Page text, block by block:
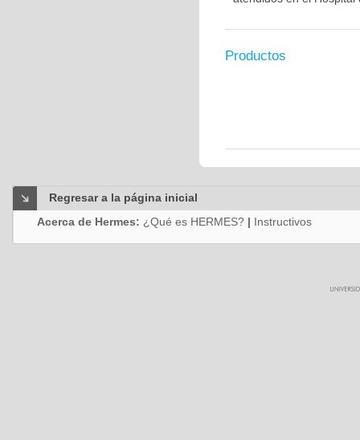
Productos
Regresar a la página inicial
Acerca de Hermes: ¿Qué es HERMES? | Instructivos